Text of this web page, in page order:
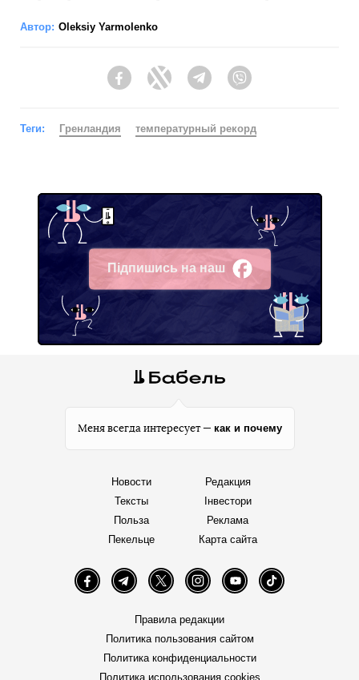
Автор: Oleksiy Yarmolenko
FacebookTwitter Telegram
Теги: Гренландия температурный рекорд
Підпишись на наш
Facebook
Меня всегда интересует — как и почему
Новости
Тексты
Польза
Пекельце
Редакция
Інвестори
Реклама
Карта сайта
FacebookTelegramTwitter InstagramYouTube TikTok
Правила редакции
Политика пользования сайтом
Политика конфиденциальности
Политика использования cookies